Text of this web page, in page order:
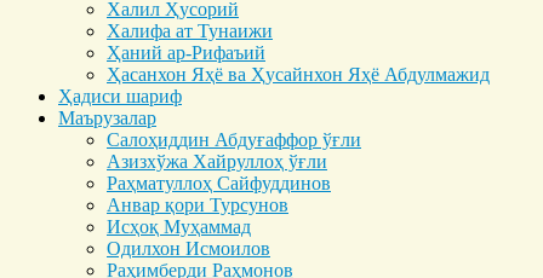
Халил Ҳусорий
Халифа ат Тунаижи
Ҳаний ар-Рифаъий
Ҳасанхон Яҳё ва Ҳусайнхон Яҳё Абдулмажид
Ҳадиси шариф
Маърузалар
Салоҳиддин Абдуғаффор ўғли
Азизхўжа Хайруллоҳ ўғли
Раҳматуллоҳ Сайфуддинов
Анвар қори Турсунов
Исҳоқ Муҳаммад
Одилхон Исмоилов
Раҳимберди Раҳмонов